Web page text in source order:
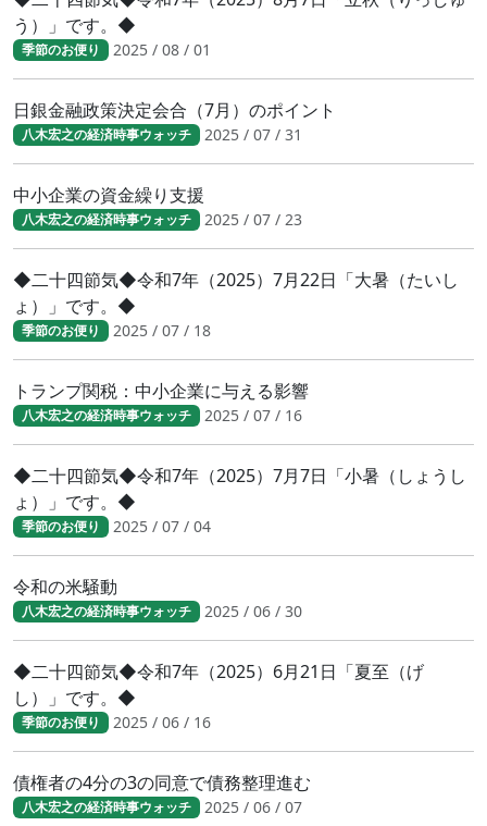
う）」です。◆
季節のお便り 2025 / 08 / 01
日銀金融政策決定会合（7月）のポイント
八木宏之の経済時事ウォッチ 2025 / 07 / 31
中小企業の資金繰り支援
八木宏之の経済時事ウォッチ 2025 / 07 / 23
◆二十四節気◆令和7年（2025）7月22日「大暑（たいし
ょ）」です。◆
季節のお便り 2025 / 07 / 18
トランプ関税：中小企業に与える影響
八木宏之の経済時事ウォッチ 2025 / 07 / 16
◆二十四節気◆令和7年（2025）7月7日「小暑（しょうし
ょ）」です。◆
季節のお便り 2025 / 07 / 04
令和の米騒動
八木宏之の経済時事ウォッチ 2025 / 06 / 30
◆二十四節気◆令和7年（2025）6月21日「夏至（げ
し）」です。◆
季節のお便り 2025 / 06 / 16
債権者の4分の3の同意で債務整理進む
八木宏之の経済時事ウォッチ 2025 / 06 / 07